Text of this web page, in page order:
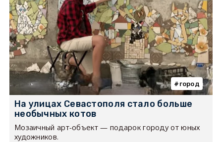
город
На улицах Севастополя стало больше
необычных котов
Мозаичный арт-объект — подарок городу от юных
художников.